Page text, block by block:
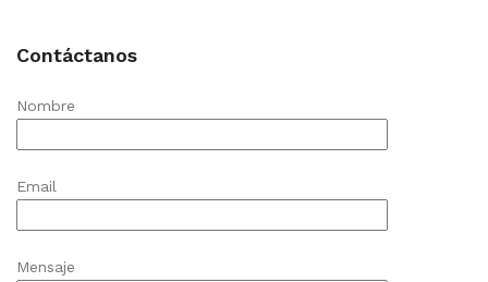
Contáctanos
Nombre
Email
Mensaje